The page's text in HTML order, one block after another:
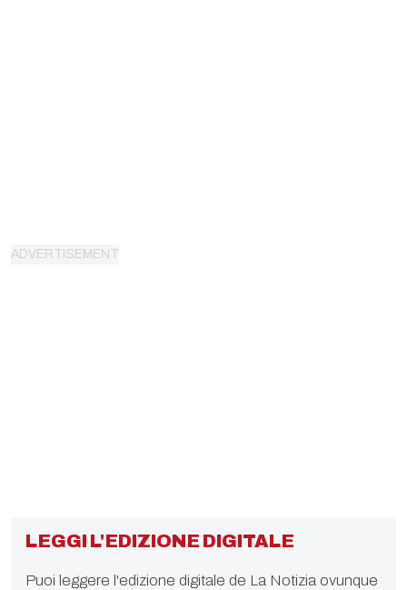
LEGGI L'EDIZIONE DIGITALE
Puoi leggere l'edizione digitale de La Notizia ovunque